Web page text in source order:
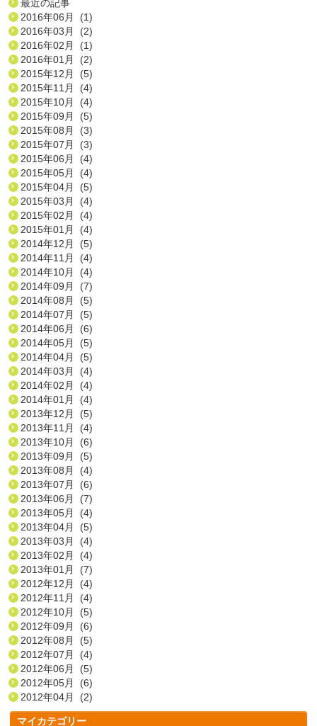
最近の記事
2016年06月 (1)
2016年03月 (2)
2016年02月 (1)
2016年01月 (2)
2015年12月 (5)
2015年11月 (4)
2015年10月 (4)
2015年09月 (5)
2015年08月 (3)
2015年07月 (3)
2015年06月 (4)
2015年05月 (4)
2015年04月 (5)
2015年03月 (4)
2015年02月 (4)
2015年01月 (4)
2014年12月 (5)
2014年11月 (4)
2014年10月 (4)
2014年09月 (7)
2014年08月 (5)
2014年07月 (5)
2014年06月 (6)
2014年05月 (5)
2014年04月 (5)
2014年03月 (4)
2014年02月 (4)
2014年01月 (4)
2013年12月 (5)
2013年11月 (4)
2013年10月 (6)
2013年09月 (5)
2013年08月 (4)
2013年07月 (6)
2013年06月 (7)
2013年05月 (4)
2013年04月 (5)
2013年03月 (4)
2013年02月 (4)
2013年01月 (7)
2012年12月 (4)
2012年11月 (4)
2012年10月 (5)
2012年09月 (6)
2012年08月 (5)
2012年07月 (4)
2012年06月 (5)
2012年05月 (6)
2012年04月 (2)
マイカテゴリー